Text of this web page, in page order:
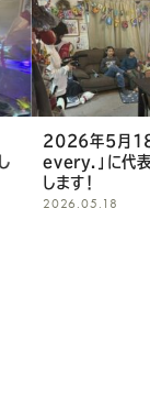
2026年5月
every.」に代
します！
2026.05.18